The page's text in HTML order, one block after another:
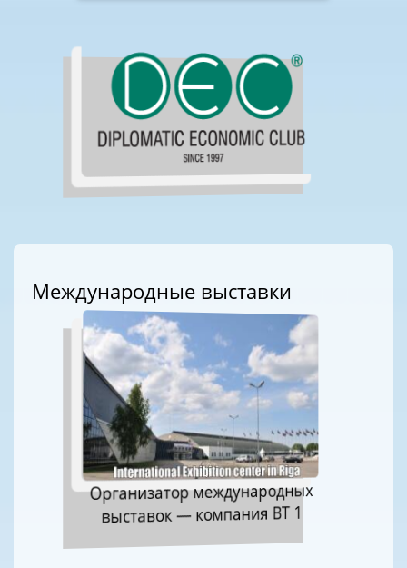
Международные выставки
Организатор международных
выставок — компания ВТ 1